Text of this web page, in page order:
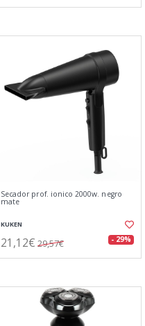
Secador prof. ionico 2000w. negro
mate
KUKEN
21,12€ 29,57€ - 29%